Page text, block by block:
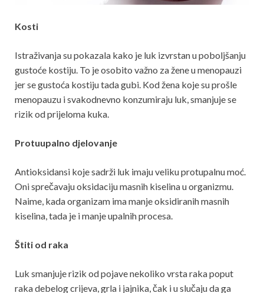
Kosti
Istraživanja su pokazala kako je luk izvrstan u poboljšanju
gustoće kostiju. To je osobito važno za žene u menopauzi
jer se gustoća kostiju tada gubi. Kod žena koje su prošle
menopauzu i svakodnevno konzumiraju luk, smanjuje se
rizik od prijeloma kuka.
Protuupalno djelovanje
Antioksidansi koje sadrži luk imaju veliku protupalnu moć.
Oni sprečavaju oksidaciju masnih kiselina u organizmu.
Naime, kada organizam ima manje oksidiranih masnih
kiselina, tada je i manje upalnih procesa.
Štiti od raka
Luk smanjuje rizik od pojave nekoliko vrsta raka poput
raka debelog crijeva, grla i jajnika, čak i u slučaju da ga